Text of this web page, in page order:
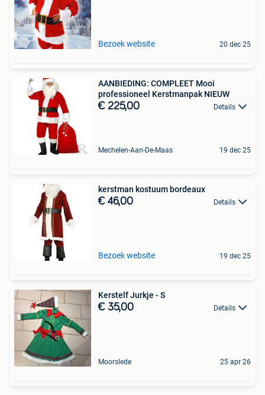
Bezoek website 20 dec 25
AANBIEDING: COMPLEET Mooi
professioneel Kerstmanpak NIEUW
€ 225,00 Details
Mechelen-Aan-De-Maas 19 dec 25
kerstman kostuum bordeaux
€ 46,00 Details
Bezoek website 19 dec 25
Kerstelf Jurkje - S
€ 35,00 Details
Moorslede 25 apr 26